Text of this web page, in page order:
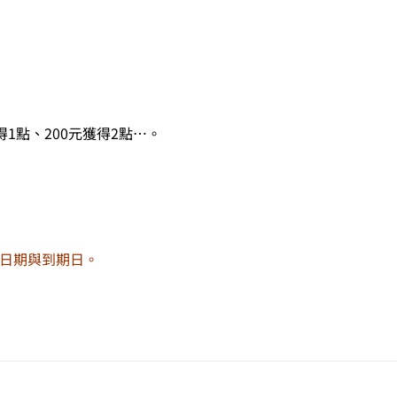
1點、200元獲得2點…。
期與到期日。